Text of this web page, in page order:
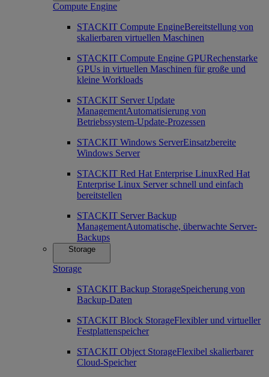
Compute Engine
STACKIT Compute EngineBereitstellung von
skalierbaren virtuellen Maschinen
STACKIT Compute Engine GPURechenstarke
GPUs in virtuellen Maschinen für große und
kleine Workloads
STACKIT Server Update
ManagementAutomatisierung von
Betriebssystem-Update-Prozessen
STACKIT Windows ServerEinsatzbereite
Windows Server
STACKIT Red Hat Enterprise LinuxRed Hat
Enterprise Linux Server schnell und einfach
bereitstellen
STACKIT Server Backup
ManagementAutomatische, überwachte Server-
Backups
Storage
Storage
STACKIT Backup StorageSpeicherung von
Backup-Daten
STACKIT Block StorageFlexibler und virtueller
Festplattenspeicher
STACKIT Object StorageFlexibel skalierbarer
Cloud-Speicher